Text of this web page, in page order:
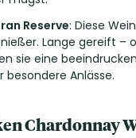
Reserve: Diese
Lange gereift –
sie eine
Anlässe.
Chardonnay